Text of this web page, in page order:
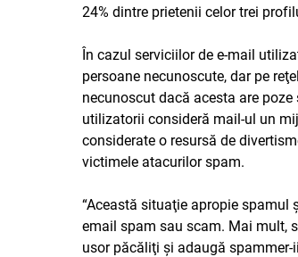
24% dintre prietenii celor trei
În cazul serviciilor de e-mail
persoane necunoscute, dar pe
necunoscut dacă acesta are
utilizatorii consideră mail-ul un
considerate o resursă de
victimele atacurilor spam.
“Această situaţie apropie
email spam sau scam. Mai mult,
usor păcăliţi şi adaugă